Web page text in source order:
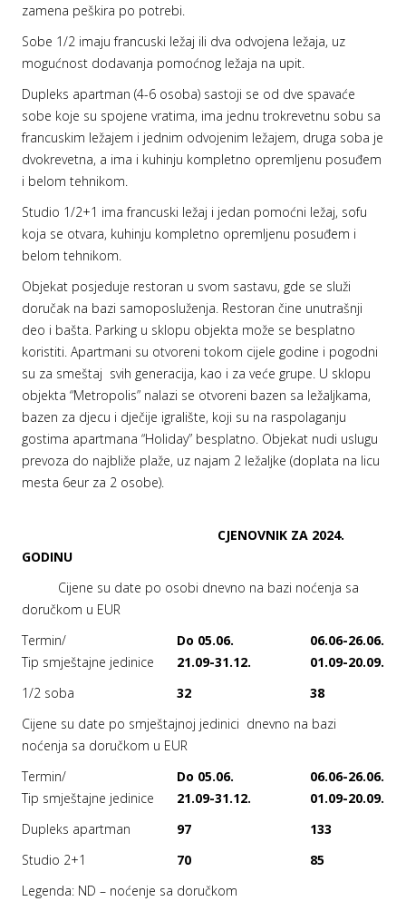
zamena peškira po potrebi.
Sobe 1/2 imaju francuski ležaj ili dva odvojena ležaja, uz
mogućnost dodavanja pomoćnog ležaja na upit.
Dupleks apartman (4-6 osoba) sastoji se od dve spavaće
sobe koje su spojene vratima, ima jednu trokrevetnu sobu sa
francuskim ležajem i jednim odvojenim ležajem, druga soba je
dvokrevetna, a ima i kuhinju kompletno opremljenu posuđem
i belom tehnikom.
Studio 1/2+1 ima francuski ležaj i jedan pomoćni ležaj, sofu
koja se otvara, kuhinju kompletno opremljenu posuđem i
belom tehnikom.
Objekat posjeduje restoran u svom sastavu, gde se služi
doručak na bazi samoposluženja. Restoran čine unutrašnji
deo i bašta. Parking u sklopu objekta može se besplatno
koristiti. Apartmani su otvoreni tokom cijele godine i pogodni
su za smeštaj svih generacija, kao i za veće grupe. U sklopu
objekta “Metropolis” nalazi se otvoreni bazen sa ležaljkama,
bazen za djecu i dječije igralište, koji su na raspolaganju
gostima apartmana “Holiday” besplatno. Objekat nudi uslugu
prevoza do najbliže plaže, uz najam 2 ležaljke (doplata na licu
mesta 6eur za 2 osobe).
CJENOVNIK ZA 2024.
GODINU
Cijene su date po osobi dnevno na bazi noćenja sa
doručkom u EUR
Termin/
Tip smještajne jedinice
Do 05.06.
21.09-31.12.
06.06-26.06.
01.09-20.09.
1/2 soba
32
38
Cijene su date po smještajnoj jedinici dnevno na bazi
noćenja sa doručkom u EUR
Termin/
Tip smještajne jedinice
Do 05.06.
21.09-31.12.
06.06-26.06.
01.09-20.09.
Dupleks apartman
97
133
Studio 2+1
70
85
Legenda: ND – noćenje sa doručkom